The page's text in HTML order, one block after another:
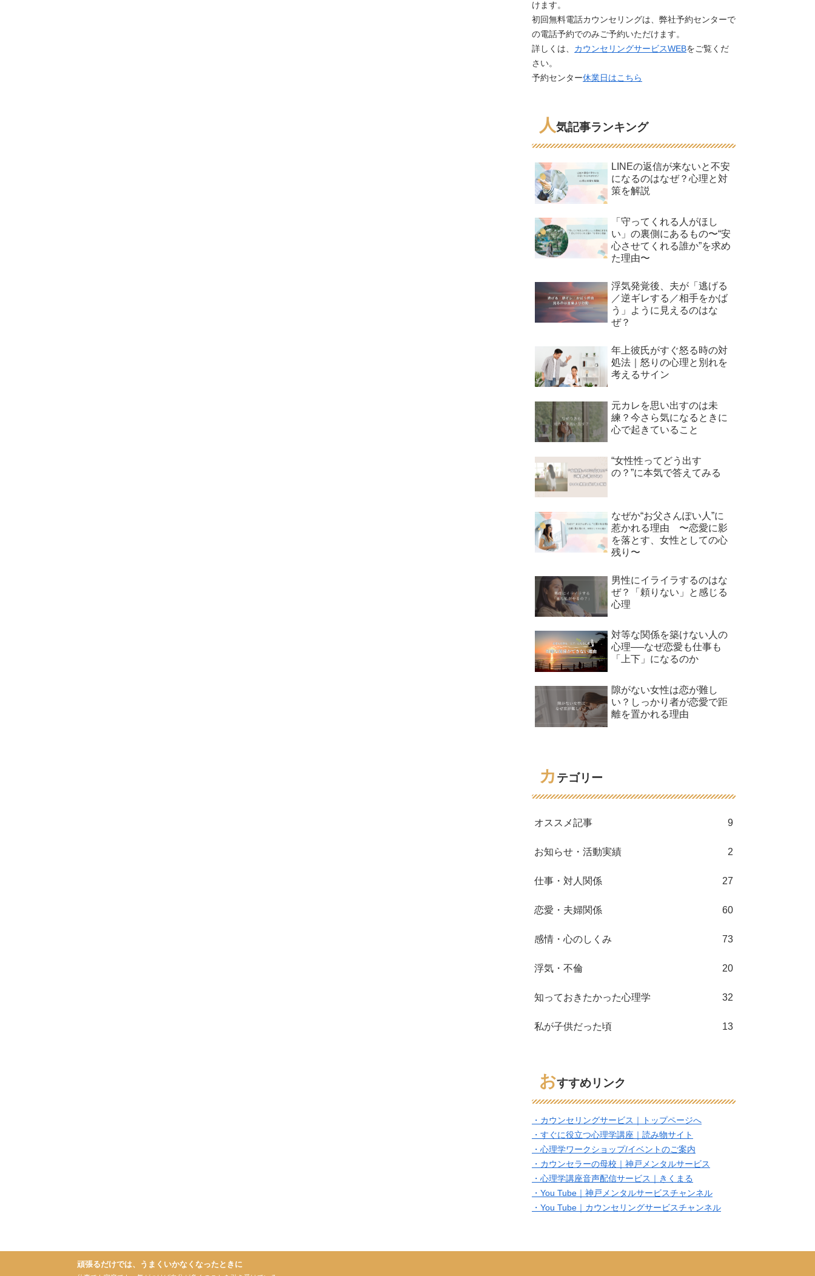
けます。
初回無料電話カウンセリングは、弊社予約センターで
の電話予約でのみご予約いただけます。
詳しくは、 カウンセリングサービスWEBをご覧くだ
さい。
予約センター休業日はこちら
人気記事ランキング
LINEの返信が来ないと不安
になるのはなぜ？心理と対
策を解説
「守ってくれる人がほし
い」の裏側にあるもの〜“安
心させてくれる誰か”を求め
た理由〜
浮気発覚後、夫が「逃げる
／逆ギレする／相手をかば
う」ように見えるのはな
ぜ？
年上彼氏がすぐ怒る時の対
処法｜怒りの心理と別れを
考えるサイン
元カレを思い出すのは未
練？今さら気になるときに
心で起きていること
“女性性ってどう出す
の？”に本気で答えてみる
なぜか“お父さんぽい人”に
惹かれる理由 〜恋愛に影
を落とす、女性としての心
残り〜
男性にイライラするのはな
ぜ？「頼りない」と感じる
心理
対等な関係を築けない人の
心理──なぜ恋愛も仕事も
「上下」になるのか
隙がない女性は恋が難し
い？しっかり者が恋愛で距
離を置かれる理由
カ テゴリー
オススメ記事 9
お知らせ・活動実績 2
仕事・対人関係 27
恋愛・夫婦関係 60
感情・心のしくみ 73
浮気・不倫 20
知っておきたかった心理学 32
私が子供だった頃 13
おすすめリンク
・カウンセリングサービス｜トップページへ
・すぐに役立つ心理学講座｜読み物サイト
・心理学ワークショップ/イベントのご案内
・カウンセラーの母校｜神戸メンタルサービス
・心理学講座音声配信サービス｜きくまる
・You Tube｜神戸メンタルサービスチャンネル
・You Tube｜カウンセリングサービスチャンネル
頑張るだけでは、うまくいかなくなったときに